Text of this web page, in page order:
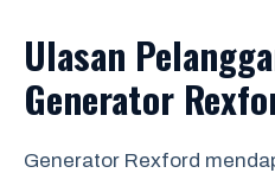
Ulasan
Generator
Generator Rexford